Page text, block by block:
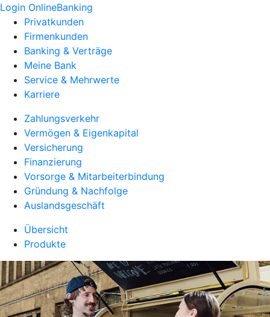
Login OnlineBanking
Privatkunden
Firmenkunden
Banking & Verträge
Meine Bank
Service & Mehrwerte
Karriere
Zahlungsverkehr
Vermögen & Eigenkapital
Versicherung
Finanzierung
Vorsorge & Mitarbeiterbindung
Gründung & Nachfolge
Auslandsgeschäft
Übersicht
Produkte